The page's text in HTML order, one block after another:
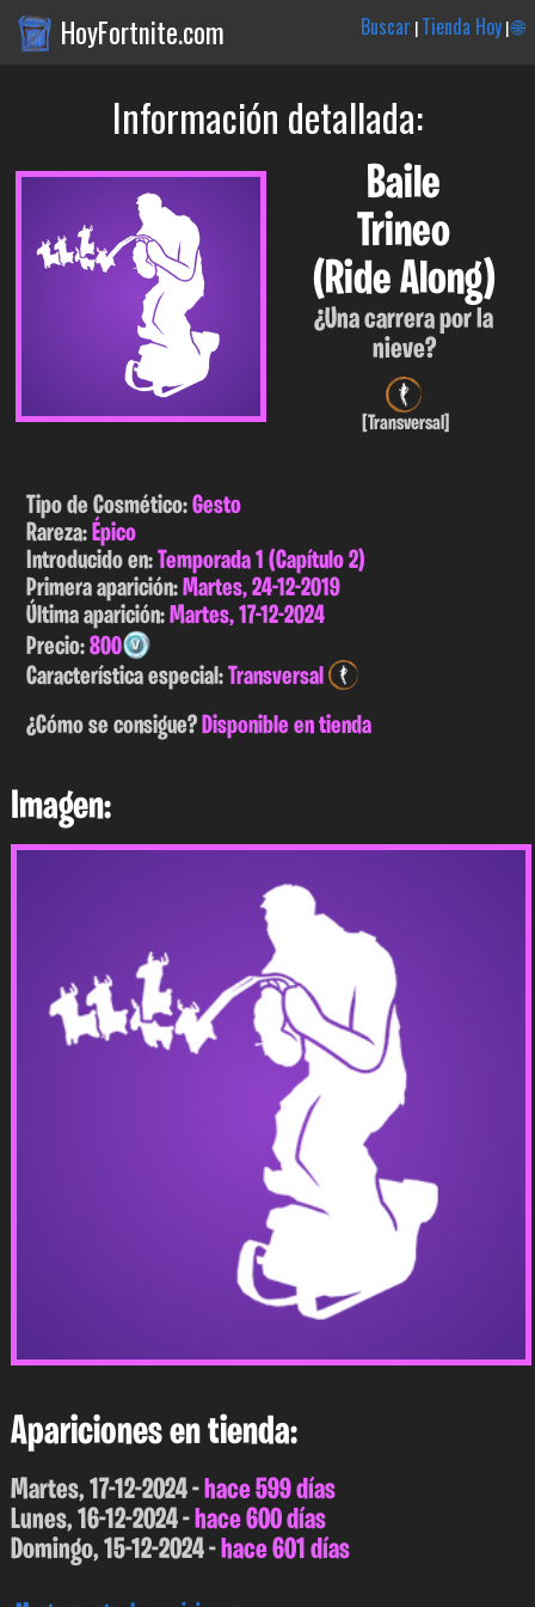
HoyFortnite.com Buscar |Tienda Hoy|🌐
Información detallada:
Baile
Trineo
(Ride Along)
¿Una carrera por la
nieve?
[Transversal]
Tipo de Cosmético:Gesto
Rareza:Épico
Introducido en:Temporada 1 (Capítulo 2)
Primera aparición:Martes, 24-12-2019
Última aparición:Martes, 17-12-2024
Precio:800
Característica especial:Transversal
¿Cómo se consigue?Disponible en tienda
Imagen:
Apariciones en tienda:
Martes, 17-12-2024 -hace 599 días
Lunes, 16-12-2024 -hace 600 días
Domingo, 15-12-2024 -hace 601 días